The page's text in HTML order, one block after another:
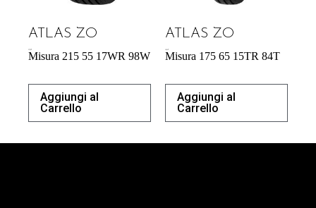
ATLAS ZO
Misura 215 55 17WR 98W
Aggiungi al
Carrello
ATLAS ZO
Misura 175 65 15TR 84T
Aggiungi al
Carrello